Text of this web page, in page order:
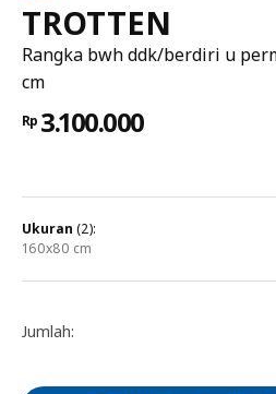
TROTTEN
Rangka bwh ddk/berdiri u
cm
Rp 3.100.000
ukuran (2):
160x80 cm
Jumlah: